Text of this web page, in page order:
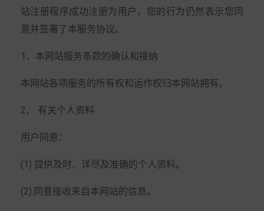
站注册程序成功注册为用户，您的行为仍然表示您同
意并签署了本服务协议。
1．本网站服务条款的确认和接纳
本网站各项服务的所有权和运作权归本网站拥有。
2． 有关个人资料
用户同意：
(1) 提供及时、详尽及准确的个人资料。
(2).同意接收来自本网站的信息。